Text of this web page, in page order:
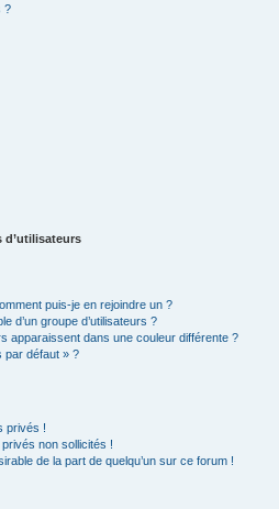
?
d’utilisateurs
puis-je en rejoindre un ?
d’un groupe d’utilisateurs ?
apparaissent dans une couleur différente ?
par défaut » ?
privés !
non sollicités !
de la part de quelqu’un sur ce forum !